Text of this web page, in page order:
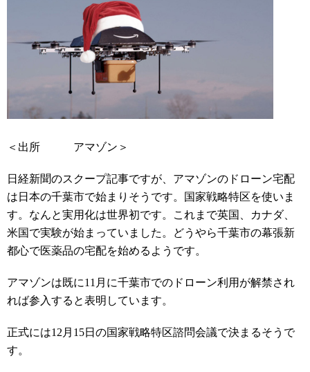
＜出所 アマゾン＞
日経新聞のスクープ記事ですが、アマゾンのドローン宅配
は日本の千葉市で始まりそうです。国家戦略特区を使いま
す。なんと実用化は世界初です。これまで英国、カナダ、
米国で実験が始まっていました。どうやら千葉市の幕張新
都心で医薬品の宅配を始めるようです。
アマゾンは既に11月に千葉市でのドローン利用が解禁され
れば参入すると表明しています。
正式には12月15日の国家戦略特区諮問会議で決まるそうで
す。